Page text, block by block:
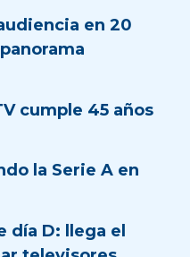
en 20
cumple 45 años
la Serie A en
día D: llega el